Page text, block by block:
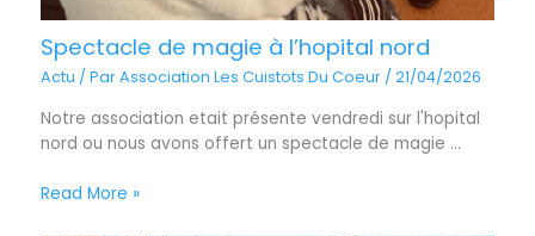
Spectacle de magie à l’hopital nord
Actu / ParAssociation Les Cuistots Du Coeur /21/04/2026
Notre association etait présente vendredi sur l'hopital
nord ou nous avons offert un spectacle de magie ...
Read More »